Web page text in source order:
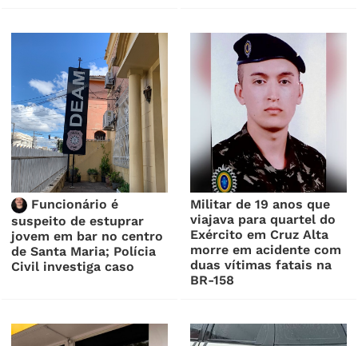
Funcionário é
suspeito de estuprar
jovem em bar no centro
de Santa Maria; Polícia
Civil investiga caso
Militar de 19 anos que
viajava para quartel do
Exército em Cruz Alta
morre em acidente com
duas vítimas fatais na
BR-158